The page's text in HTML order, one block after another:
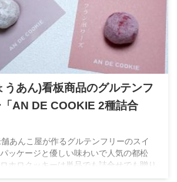
うあん)看板商品のグルテンフ
AN DE COOKIE 2種詰合
あんこ屋が作るグルテンフリーのスイ
ッケージと優しい味わいで人気の都松
ホロクッキーは単品でも詰合せでも贈り